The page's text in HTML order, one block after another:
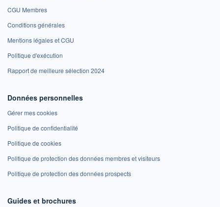
CGU Membres
Conditions générales
Mentions légales et CGU
Politique d'exécution
Rapport de meilleure sélection 2024
Données personnelles
Gérer mes cookies
Politique de confidentialité
Politique de cookies
Politique de protection des données membres et visiteurs
Politique de protection des données prospects
Guides et brochures